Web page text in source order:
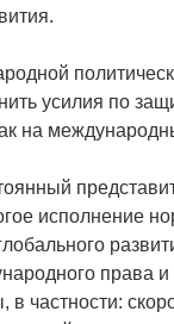
усилия по
на
исполнение
глобального
права
в частности: